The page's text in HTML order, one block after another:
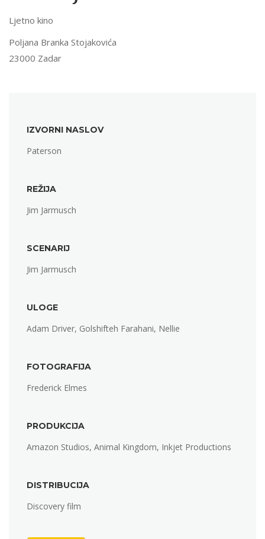
Ljetno kino
Poljana Branka Stojakovića
23000 Zadar
IZVORNI NASLOV
Paterson
REŽIJA
Jim Jarmusch
SCENARIJ
Jim Jarmusch
ULOGE
Adam Driver, Golshifteh Farahani, Nellie
FOTOGRAFIJA
Frederick Elmes
PRODUKCIJA
Amazon Studios, Animal Kingdom, Inkjet Productions
DISTRIBUCIJA
Discovery film